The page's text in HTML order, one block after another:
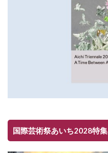
国際芸術祭あいち2028特集